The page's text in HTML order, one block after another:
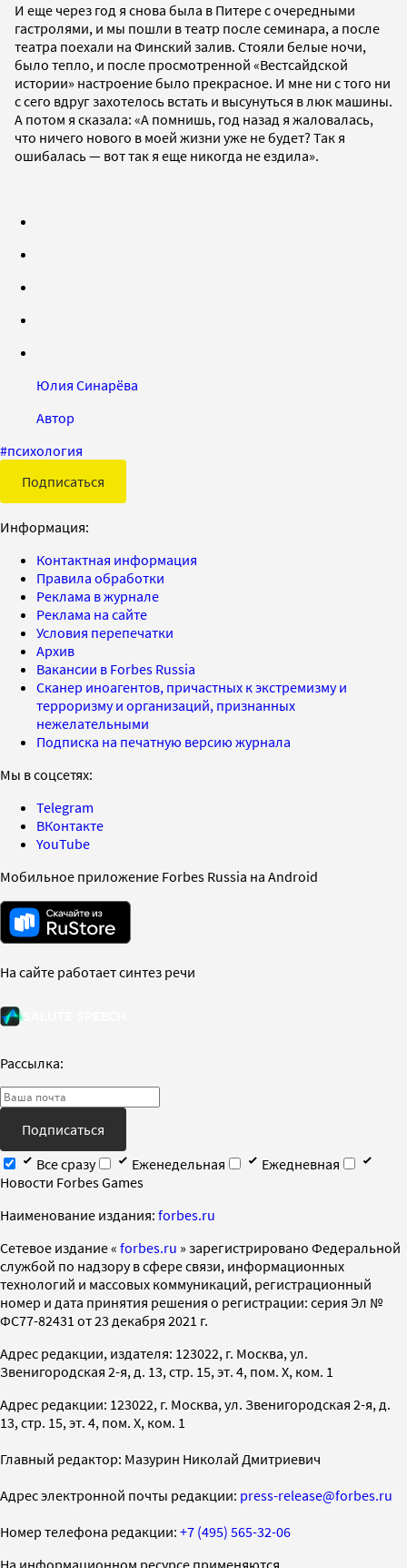
И еще через год я снова была в Питере с очередными
гастролями, и мы пошли в театр после семинара, а после
театра поехали на Финский залив. Стояли белые ночи,
было тепло, и после просмотренной «Вестсайдской
истории» настроение было прекрасное. И мне ни с того ни
с сего вдруг захотелось встать и высунуться в люк машины.
А потом я сказала: «А помнишь, год назад я жаловалась,
что ничего нового в моей жизни уже не будет? Так я
ошибалась — вот так я еще никогда не ездила».
Юлия Синарёва
Автор
#психология
Подписаться
Информация:
Контактная информация
Правила обработки
Реклама в журнале
Реклама на сайте
Условия перепечатки
Архив
Вакансии в Forbes Russia
Сканер иноагентов, причастных к экстремизму и
терроризму и организаций, признанных
нежелательными
Подписка на печатную версию журнала
Мы в соцсетях:
Telegram
ВКонтакте
YouTube
Мобильное приложение Forbes Russia на Android
На сайте работает синтез речи
Рассылка:
Подписаться
Все сразу
Еженедельная
Ежедневная
Новости Forbes Games
Наименование издания: forbes.ru
Cетевое издание « forbes.ru » зарегистрировано Федеральной
службой по надзору в сфере связи, информационных
технологий и массовых коммуникаций, регистрационный
номер и дата принятия решения о регистрации: серия Эл №
ФС77-82431 от 23 декабря 2021 г.
Адрес редакции, издателя: 123022, г. Москва, ул.
Звенигородская 2-я, д. 13, стр. 15, эт. 4, пом. X, ком. 1
Адрес редакции: 123022, г. Москва, ул. Звенигородская 2-я, д.
13, стр. 15, эт. 4, пом. X, ком. 1
Главный редактор: Мазурин Николай Дмитриевич
Адрес электронной почты редакции: press-release@forbes.ru
Номер телефона редакции: +7 (495) 565-32-06